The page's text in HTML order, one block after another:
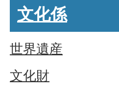
文化係
世界遺産
文化財